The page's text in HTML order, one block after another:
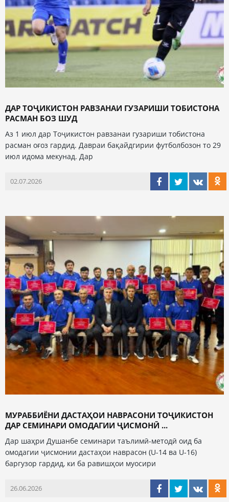
ДАР ТОҶИКИСТОН РАВЗАНАИ ГУЗАРИШИ ТОБИСТОНА
РАСМАН БОЗ ШУД
Аз 1 июл дар Тоҷикистон равзанаи гузариши тобистона
расман оғоз гардид. Давраи бақайдгирии футболбозон то 29
июл идома мекунад. Дар
02.07.2026
МУРАББИЁНИ ДАСТАҲОИ НАВРАСОНИ ТОҶИКИСТОН
ДАР СЕМИНАРИ ОМОДАГИИ ҶИСМОНӢ ...
Дар шаҳри Душанбе семинари таълимӣ-методӣ оид ба
омодагии ҷисмонии дастаҳои наврасон (U-14 ва U-16)
баргузор гардид, ки ба равишҳои муосири
26.06.2026